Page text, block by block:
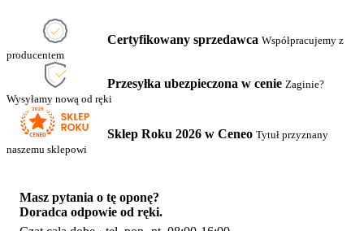
Certyfikowany sprzedawca Współpracujemy z
producentem
Przesyłka ubezpieczona w cenie Zaginie?
Wysyłamy nową od ręki
Sklep Roku 2026 w Ceneo Tytuł przyznany
naszemu sklepowi
Masz pytania o tę oponę?
Doradca odpowie od ręki.